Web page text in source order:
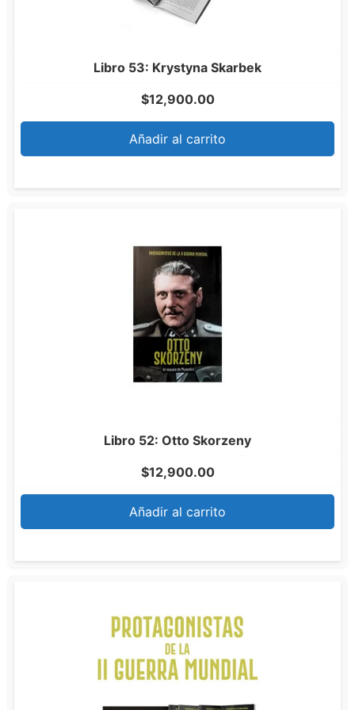
Libro 53: Krystyna Skarbek
$12,900.00
Añadir al carrito
Libro 52: Otto Skorzeny
$12,900.00
Añadir al carrito